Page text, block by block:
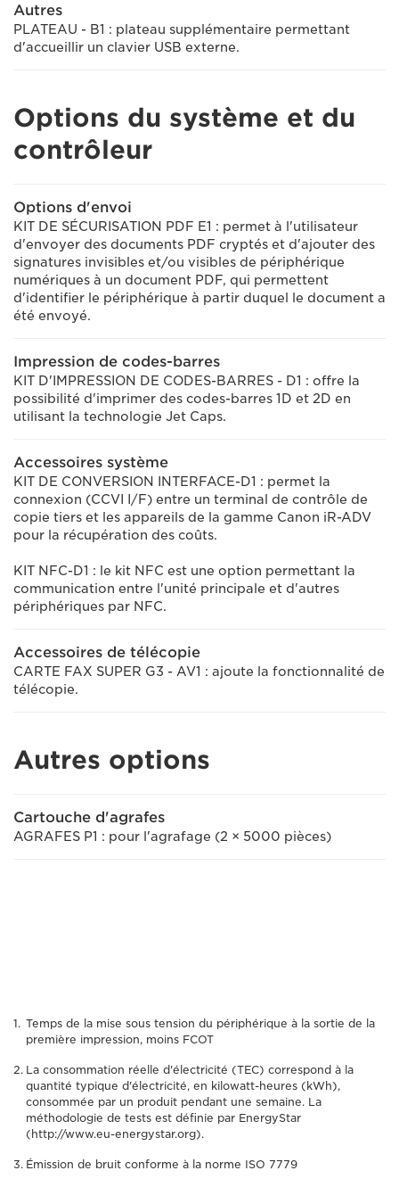
Autres
PLATEAU - B1 : plateau supplémentaire permettant
d'accueillir un clavier USB externe.
Options du système et du
contrôleur
Options d'envoi
KIT DE SÉCURISATION PDF E1 : permet à l'utilisateur
d'envoyer des documents PDF cryptés et d'ajouter des
signatures invisibles et/ou visibles de périphérique
numériques à un document PDF, qui permettent
d'identifier le périphérique à partir duquel le document a
été envoyé.
Impression de codes-barres
KIT D'IMPRESSION DE CODES-BARRES - D1 : offre la
possibilité d'imprimer des codes-barres 1D et 2D en
utilisant la technologie Jet Caps.
Accessoires système
KIT DE CONVERSION INTERFACE-D1 : permet la
connexion (CCVI I/F) entre un terminal de contrôle de
copie tiers et les appareils de la gamme Canon iR-ADV
pour la récupération des coûts.
KIT NFC-D1 : le kit NFC est une option permettant la
communication entre l'unité principale et d'autres
périphériques par NFC.
Accessoires de télécopie
CARTE FAX SUPER G3 - AV1 : ajoute la fonctionnalité de
télécopie.
Autres options
Cartouche d'agrafes
AGRAFES P1 : pour l'agrafage (2 × 5000 pièces)
Temps de la mise sous tension du périphérique à la sortie de la
première impression, moins FCOT
La consommation réelle d'électricité (TEC) correspond à la
quantité typique d'électricité, en kilowatt-heures (kWh),
consommée par un produit pendant une semaine. La
méthodologie de tests est définie par EnergyStar
(http://www.eu-energystar.org).
Émission de bruit conforme à la norme ISO 7779